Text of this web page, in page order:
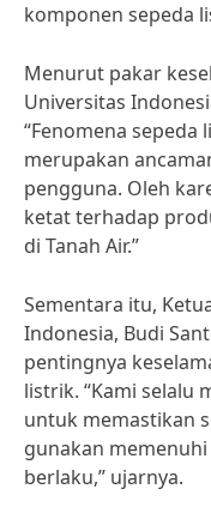
komponen sepeda
Menurut pakar
Universitas
“Fenomena
merupakan
pengguna. Oleh
ketat terhadap
di Tanah Air.”
Sementara itu,
Indonesia, Budi
pentingnya
listrik. “Kami selalu
untuk memastikan
gunakan
berlaku,” ujarnya.